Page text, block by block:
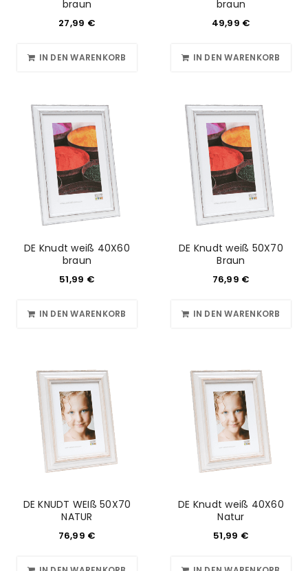
braun
27,99 €
IN DEN WARENKORB
braun
49,99 €
IN DEN WARENKORB
DE Knudt weiß 40X60
braun
51,99 €
IN DEN WARENKORB
DE Knudt weiß 50X70
Braun
76,99 €
IN DEN WARENKORB
DE KNUDT WEIß 50X70
NATUR
76,99 €
DE Knudt weiß 40X60
Natur
51,99 €